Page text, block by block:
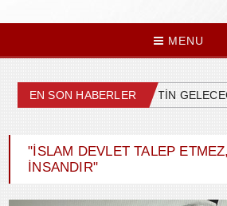
MENU
EN SON HABERLER
ÜLKEMİZDEKİ SİYASETİN GELECEĞİ
"İSLAM DEVLET TALEP
İNSANDIR"